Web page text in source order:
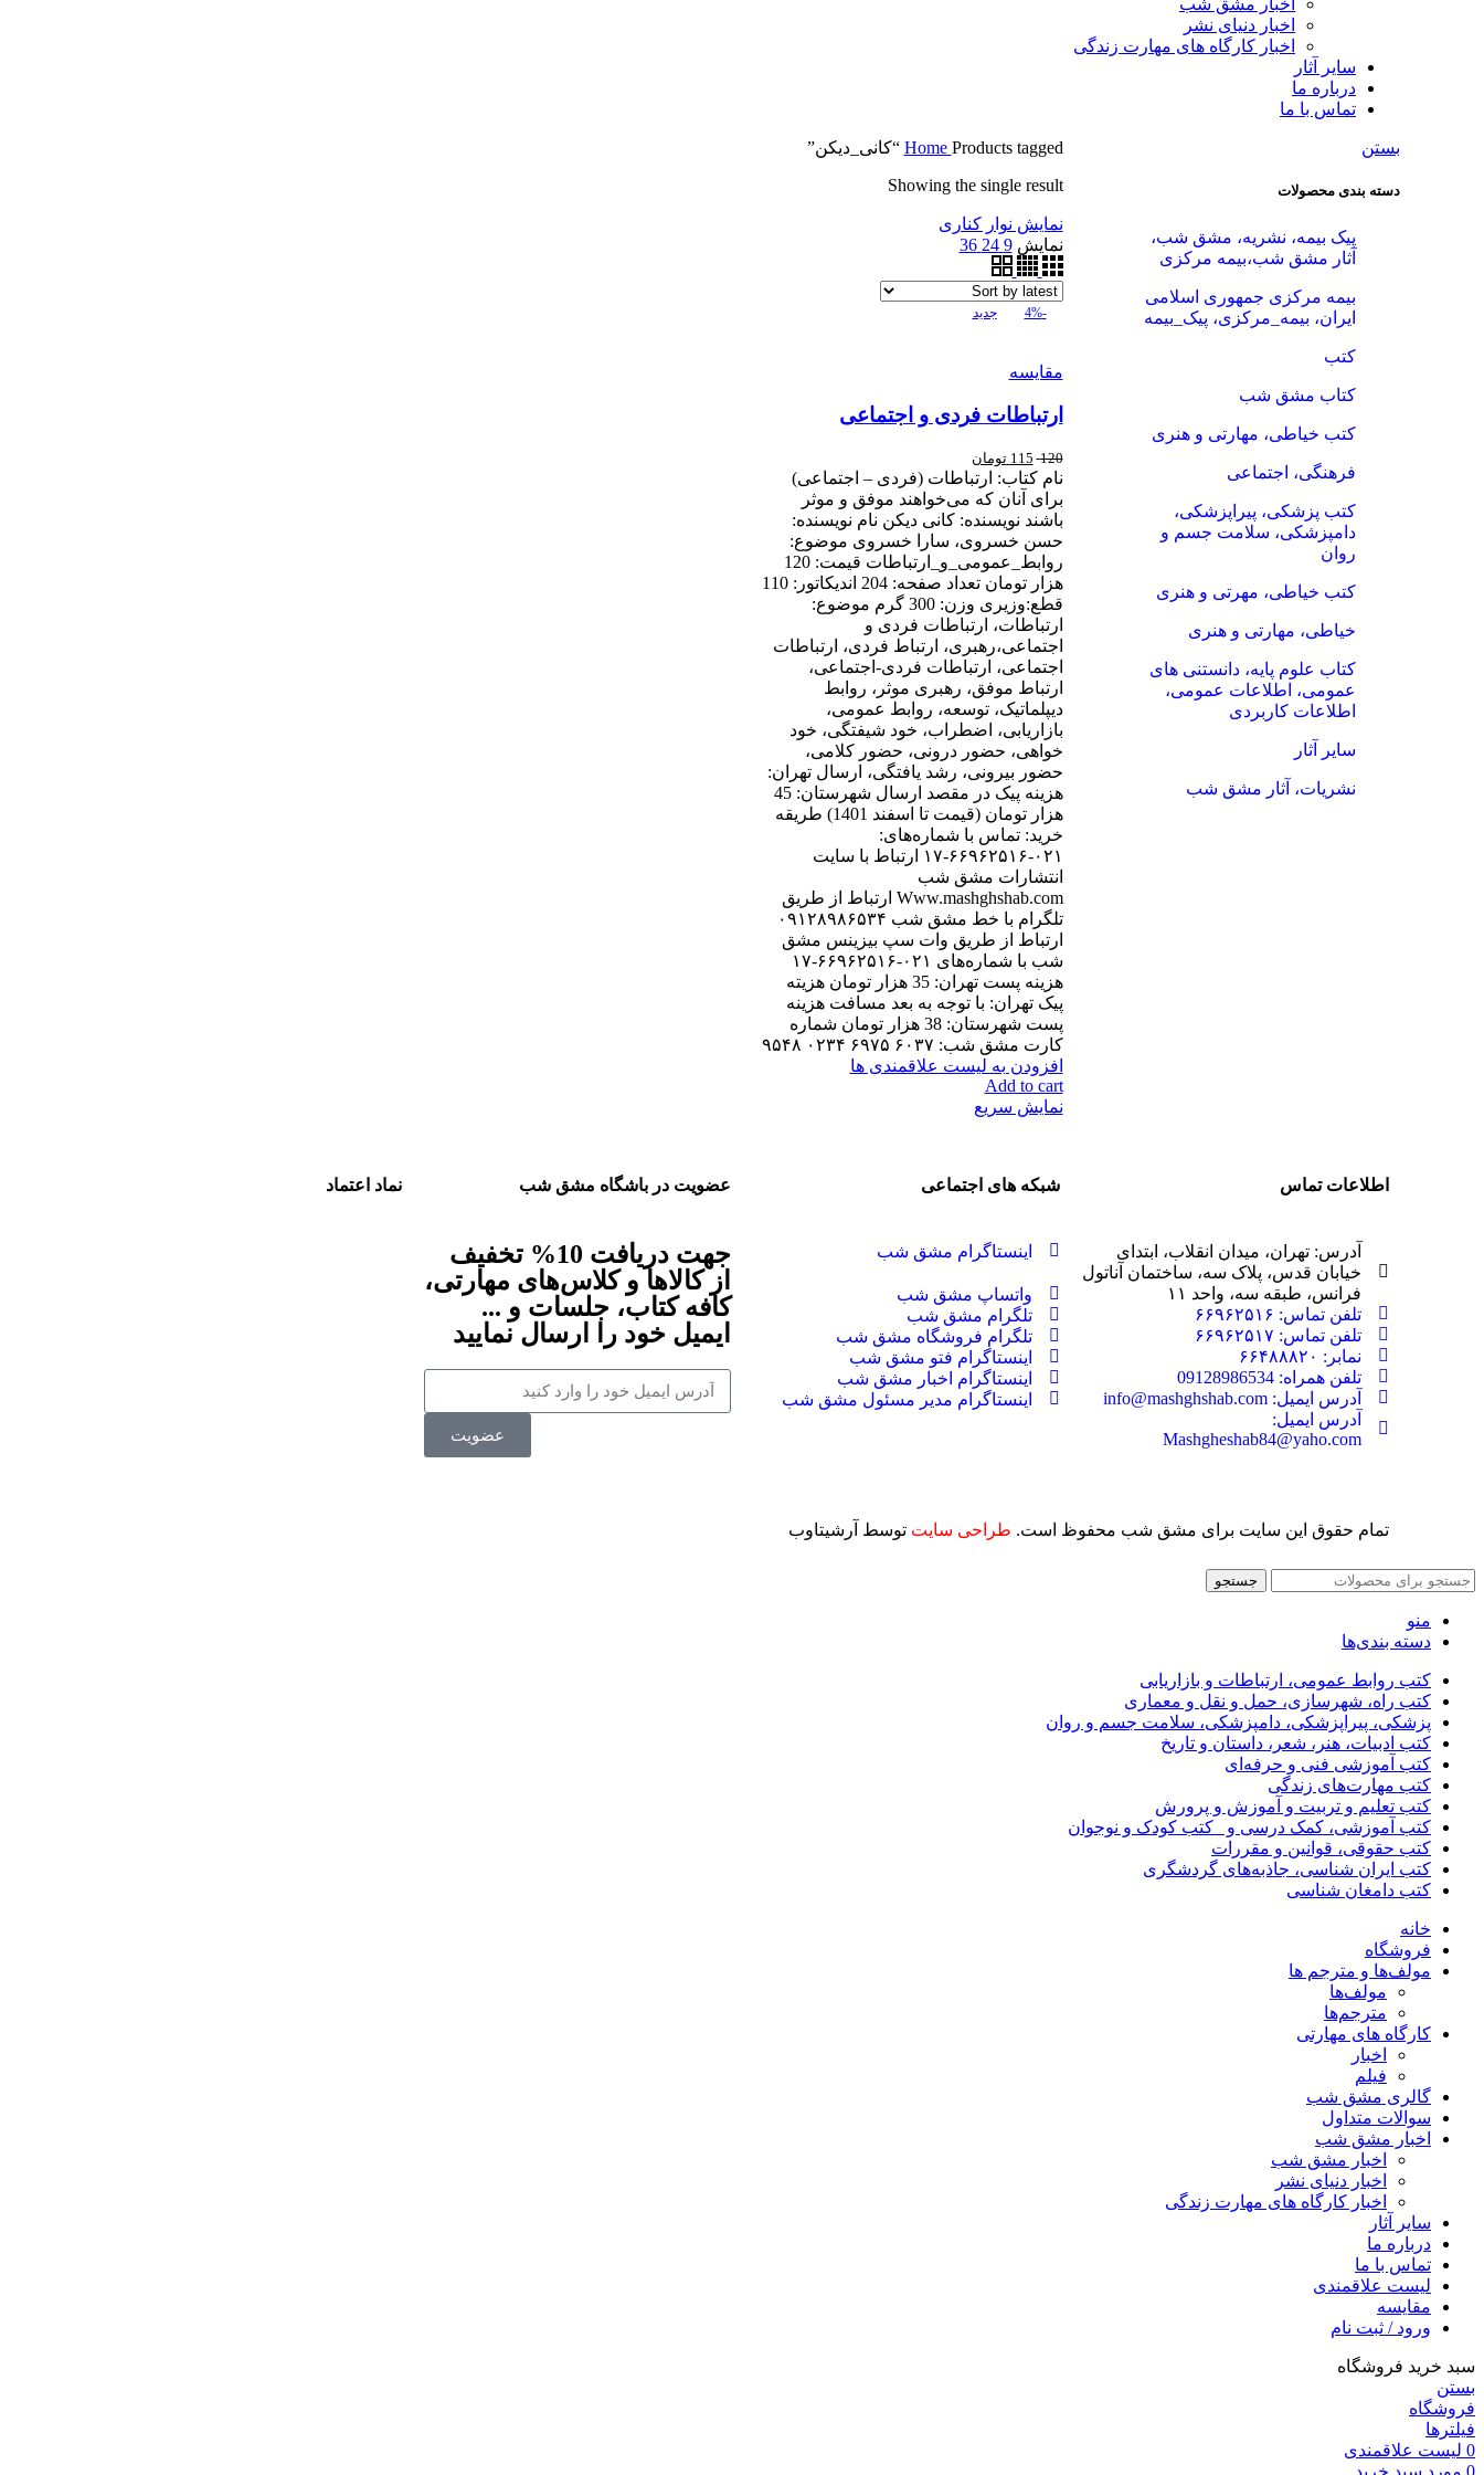
اخبار مشق شب
اخبار دنیای نشر
اخبار کارگاه های مهارت زندگی
سایر آثار
درباره ما
تماس با ما
بستن
دسته بندی محصولات
پیک بیمه، نشریه، مشق شب،
آثار مشق شب،بیمه مرکزی
بیمه مرکزی جمهوری اسلامی
ایران، بیمه_مرکزی، پیک_بیمه
کتب
کتاب مشق شب
کتب خیاطی، مهارتی و هنری
فرهنگی، اجتماعی
کتب پزشکی، پیراپزشکی،
دامپزشکی، سلامت جسم و
روان
کتب خیاطی، مهرتی و هنری
خیاطی، مهارتی و هنری
کتاب علوم پایه، دانستنی های
عمومی، اطلاعات عمومی،
اطلاعات کاربردی
سایر آثار
نشریات، آثار مشق شب
Home Products tagged “کانی_دیکن”
Showing the single result
نمایش نوار کناری
نمایش9
24
36
-4% جدید
مقایسه
ارتباطات فردی و اجتماعی
120
115 تومان
نام کتاب: ارتباطات (فردی – اجتماعی)
برای آنان که می‌خواهند موفق و موثر
باشند نویسنده: کانی دیکن نام نویسنده:
حسن خسروی، سارا خسروی موضوع:
روابط_عمومی_و_ارتباطات قیمت: 120
هزار تومان تعداد صفحه: 204 اندیکاتور: 110
قطع:وزیری وزن: 300 گرم موضوع:
ارتباطات، ارتباطات فردی و
اجتماعی،رهبری، ارتباط فردی، ارتباطات
اجتماعی، ارتباطات فردی-اجتماعی،
ارتباط موفق، رهبری موثر، روابط
دیپلماتیک، توسعه، روابط عمومی،
بازاریابی، اضطراب، خود شیفتگی، خود
خواهی، حضور درونی، حضور کلامی،
حضور بیرونی، رشد یافتگی، ارسال تهران:
هزینه پیک در مقصد ارسال شهرستان: 45
هزار تومان (قیمت تا اسفند 1401) طریقه
خرید: تماس با شماره‌های:
۰۲۱-۶۶۹۶۲۵۱۶-۱۷ ارتباط با سایت
انتشارات مشق شب
Www.mashghshab.com ارتباط از طریق
تلگرام با خط مشق شب ۰۹۱۲۸۹۸۶۵۳۴
ارتباط از طریق وات سپ بیزینس مشق
شب با شماره‌های ۰۲۱-۶۶۹۶۲۵۱۶-۱۷
هزینه پست تهران: 35 هزار تومان هزیته
پیک تهران: با توجه به بعد مسافت هزینه
پست شهرستان: 38 هزار تومان شماره
کارت مشق شب: ۶۰۳۷ ۶۹۷۵ ۰۲۳۴ ۹۵۴۸
افزودن به لیست علاقمندی ها
Add to cart
نمایش سریع
اطلاعات تماس
آدرس: تهران، میدان انقلاب، ابتدای
خیابان قدس، پلاک سه، ساختمان آناتول
فرانس، طبقه سه، واحد ۱۱
تلفن تماس: ۶۶۹۶۲۵۱۶
تلفن تماس: ۶۶۹۶۲۵۱۷
نمابر: ۶۶۴۸۸۸۲۰
تلفن همراه: 09128986534
آدرس ایمیل: info@mashghshab.com
آدرس ایمیل:
Mashgheshab84@yaho.com
شبکه های اجتماعی
اینستاگرام مشق شب
واتساپ مشق شب
تلگرام مشق شب
تلگرام فروشگاه مشق شب
اینستاگرام فتو مشق شب
اینستاگرام اخبار مشق شب
اینستاگرام مدیر مسئول مشق شب
عضویت در باشگاه مشق شب
جهت دریافت 10% تخفیف
از کالاها و کلاس‌های مهارتی،
کافه کتاب، جلسات و ...
ایمیل خود را ارسال نمایید
عضویت
نماد اعتماد
تمام حقوق این سایت برای مشق شب محفوظ است. طراحی سایت توسط آرشیتاوب
جستجو
منو
دسته بندی‌ها
کتب روابط عمومی، ارتباطات و بازاریابی
کتب راه، شهرسازی، حمل و نقل و معماری
پزشکی، پیراپزشکی، دامپزشکی، سلامت جسم و روان
کتب ادبیات، هنر، شعر، داستان و تاریخ
کتب آموزشی فنی و حرفه‌ای
کتب مهارت‌های زندگی
کتب تعلیم و تربیت و آموزش و پرورش
کتب آموزشی، کمک درسی و _کتب کودک و نوجوان
کتب حقوقی، قوانین و مقررات
کتب ایران شناسی، جاذبه‌های گردشگری
کتب دامغان شناسی
خانه
فروشگاه
مولف‌ها و مترجم ها
مولف‌ها
مترجم‌ها
کارگاه های مهارتی
اخبار
فیلم
گالری مشق شب
سوالات متداول
اخبار مشق شب
اخبار مشق شب
اخبار دنیای نشر
اخبار کارگاه های مهارت زندگی
سایر آثار
درباره ما
تماس با ما
لیست علاقمندی
مقایسه
ورود / ثبت نام
سبد خرید فروشگاه
بستن
فروشگاه
فیلترها
0 لیست علاقمندی
0 مورد سبد خرید